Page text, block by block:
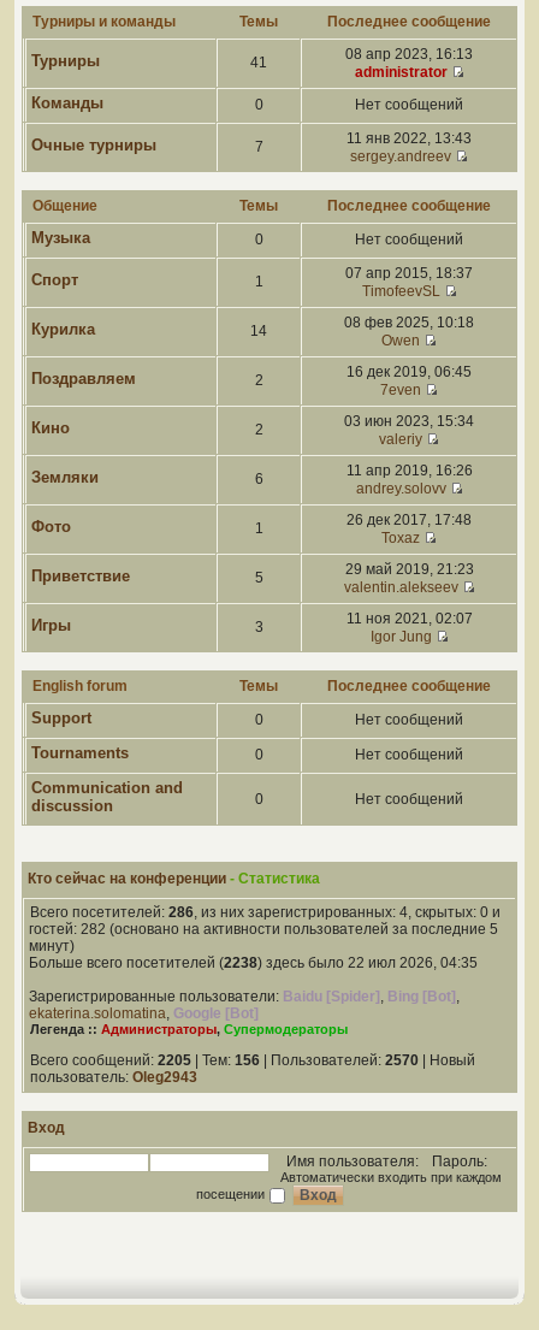
Турниры и команды Темы Последнее сообщение
Турниры 41
08 апр 2023, 16:13
administrator
Команды 0 Нет сообщений
Очные турниры 7
11 янв 2022, 13:43
sergey.andreev
Общение Темы Последнее сообщение
Музыка 0 Нет сообщений
Спорт 1
07 апр 2015, 18:37
TimofeevSL
Курилка 14
08 фев 2025, 10:18
Owen
Поздравляем 2
16 дек 2019, 06:45
7even
Кино 2
03 июн 2023, 15:34
valeriy
Земляки 6
11 апр 2019, 16:26
andrey.solovv
Фото 1
26 дек 2017, 17:48
Toxaz
Приветствие 5
29 май 2019, 21:23
valentin.alekseev
Игры 3
11 ноя 2021, 02:07
Igor Jung
English forum Темы Последнее сообщение
Support 0 Нет сообщений
Tournaments 0 Нет сообщений
Communication and
discussion
0 Нет сообщений
Кто сейчас на конференции - Статистика
Всего посетителей: 286, из них зарегистрированных: 4, скрытых: 0 и
гостей: 282 (основано на активности пользователей за последние 5
минут)
Больше всего посетителей (2238) здесь было 22 июл 2026, 04:35
Зарегистрированные пользователи: Baidu [Spider] , Bing [Bot] ,
ekaterina.solomatina, Google [Bot]
Легенда :: Администраторы, Супермодераторы
Всего сообщений: 2205 | Тем: 156 | Пользователей: 2570 | Новый
пользователь: Oleg2943
Вход
Имя пользователя:
Пароль:
Автоматически входить при каждом
посещении